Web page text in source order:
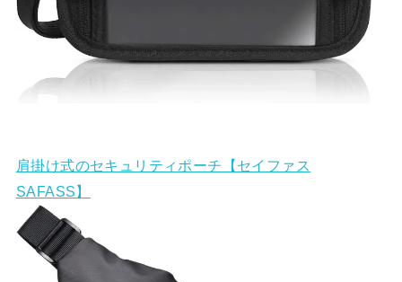
肩掛け式のセキュリティポーチ【セイファス
SAFASS】